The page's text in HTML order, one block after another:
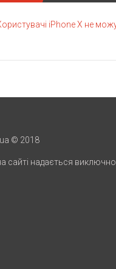
iPhone X не
© 2018
сайті надається виключно